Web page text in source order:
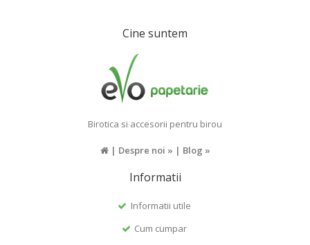
Cine suntem
Birotica si accesorii pentru birou
| Despre noi » | Blog »
Informatii
Informatii utile
Cum cumpar